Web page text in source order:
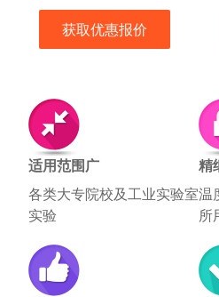
获取优惠报价
适用范围广
各类大专院校及工业实验室
实验
精
温
所